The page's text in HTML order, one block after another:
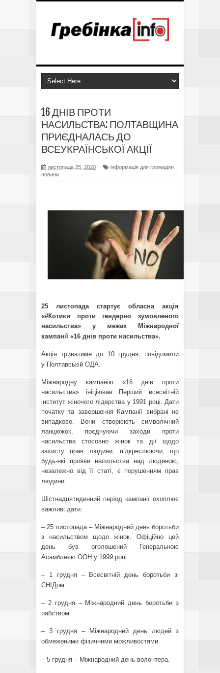
16 ДНІВ ПРОТИ
НАСИЛЬСТВА: ПОЛТАВЩИНА
ПРИЄДНАЛАСЬ ДО
ВСЕУКРАЇНСЬКОЇ АКЦІЇ
листопада 25, 2020 інформація для громадян
новини
25 листопада стартує обласна акція
«#Котики проти гендерно зумовленого
насильства» у межах Міжнародної
кампанії «16 днів проти насильства».
Акція триватиме до 10 грудня, повідомили
у Полтавській ОДА.
Міжнародну кампанію «16 днів проти
насильства» ініціював Перший всесвітній
інститут жіночого лідерства у 1991 році. Дати
початку та завершення Кампанії вибрані не
випадково. Вони створюють символічний
ланцюжок, поєднуючи заходи проти
насильства стосовно жінок та дії щодо
захисту прав людини, підкреслюючи, що
будь-які прояви насильства над людиною,
незалежно від її статі, є порушенням прав
людини.
Шістнадцятиденний період кампанії охоплює
важливі дати:
– 25 листопада – Міжнародний день боротьби
з насильством щодо жінок. Офіційно цей
день був оголошений Генеральною
Асамблеєю ООН у 1999 році.
– 1 грудня – Всесвітній день боротьби зі
СНІДом.
– 2 грудня – Міжнародний день боротьби з
рабством.
– 3 грудня – Міжнародний день людей з
обмеженими фізичними можливостями.
– 5 грудня – Міжнародний день волонтера.